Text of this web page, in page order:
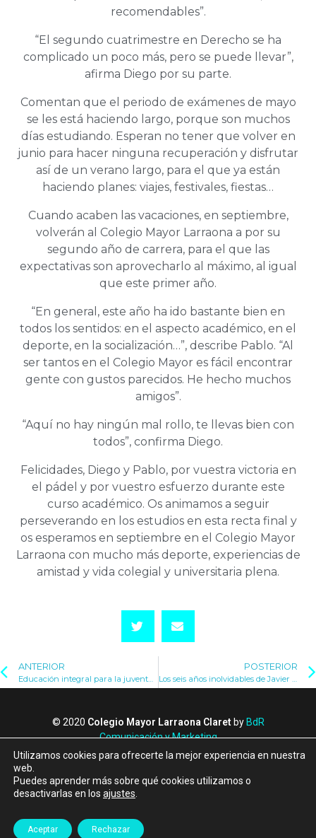
recomendables”.
“El segundo cuatrimestre en Derecho se ha
complicado un poco más, pero se puede llevar”,
afirma Diego por su parte.
Comentan que el periodo de exámenes de mayo
se les está haciendo largo, porque son muchos
días estudiando. Esperan no tener que volver en
junio para hacer ninguna recuperación y disfrutar
así de un verano largo, para el que ya están
haciendo planes: viajes, festivales, fiestas…
Cuando acaben las vacaciones, en septiembre,
volverán al Colegio Mayor Larraona a por su
segundo año de carrera, para el que las
expectativas son aprovecharlo al máximo, al igual
que este primer año.
“En general, este año ha ido bastante bien en
todos los sentidos: en el aspecto académico, en el
deporte, en la socialización…”, describe Pablo. “Al
ser tantos en el Colegio Mayor es fácil encontrar
gente con gustos parecidos. He hecho muchos
amigos”.
“Aquí no hay ningún mal rollo, te llevas bien con
todos”, confirma Diego.
Felicidades, Diego y Pablo, por vuestra victoria en
el pádel y por vuestro esfuerzo durante este
curso académico. Os animamos a seguir
perseverando en los estudios en esta recta final y
os esperamos en septiembre en el Colegio Mayor
Larraona con mucho más deporte, experiencias de
amistad y vida colegial y universitaria plena.
ANTERIOR
Educación integral para la juventud de hoy – Entrevista a Magaly Marrodán (II)
POSTERIOR
Los seis años inolvidables de Javier Calvo Serrano
© 2020 Colegio Mayor Larraona Claretby BdR
Comunicación y Marketing
Política de Privacidad
Canal de denuncias
Albergue Larraona
Utilizamos cookies para ofrecerte la mejor experiencia en nuestra
web.
Puedes aprender más sobre qué cookies utilizamos o
desactivarlas en los ajustes
Aceptar Rechazar